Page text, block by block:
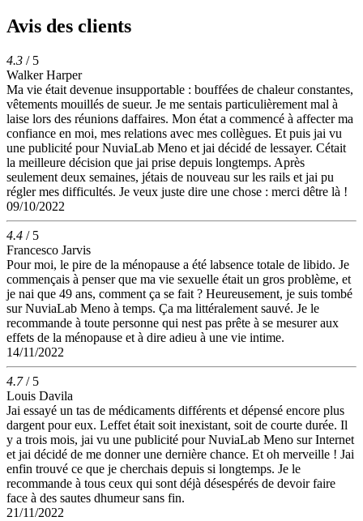
Avis des clients
4.3 / 5
Walker Harper
Ma vie était devenue insupportable : bouffées de chaleur constantes,
vêtements mouillés de sueur. Je me sentais particulièrement mal à
laise lors des réunions daffaires. Mon état a commencé à affecter ma
confiance en moi, mes relations avec mes collègues. Et puis jai vu
une publicité pour NuviaLab Meno et jai décidé de lessayer. Cétait
la meilleure décision que jai prise depuis longtemps. Après
seulement deux semaines, jétais de nouveau sur les rails et jai pu
régler mes difficultés. Je veux juste dire une chose : merci dêtre là !
09/10/2022
4.4 / 5
Francesco Jarvis
Pour moi, le pire de la ménopause a été labsence totale de libido. Je
commençais à penser que ma vie sexuelle était un gros problème, et
je nai que 49 ans, comment ça se fait ? Heureusement, je suis tombé
sur NuviaLab Meno à temps. Ça ma littéralement sauvé. Je le
recommande à toute personne qui nest pas prête à se mesurer aux
effets de la ménopause et à dire adieu à une vie intime.
14/11/2022
4.7/ 5
Louis Davila
Jai essayé un tas de médicaments différents et dépensé encore plus
dargent pour eux. Leffet était soit inexistant, soit de courte durée. Il
y a trois mois, jai vu une publicité pour NuviaLab Meno sur Internet
et jai décidé de me donner une dernière chance. Et oh merveille ! Jai
enfin trouvé ce que je cherchais depuis si longtemps. Je le
recommande à tous ceux qui sont déjà désespérés de devoir faire
face à des sautes dhumeur sans fin.
21/11/2022